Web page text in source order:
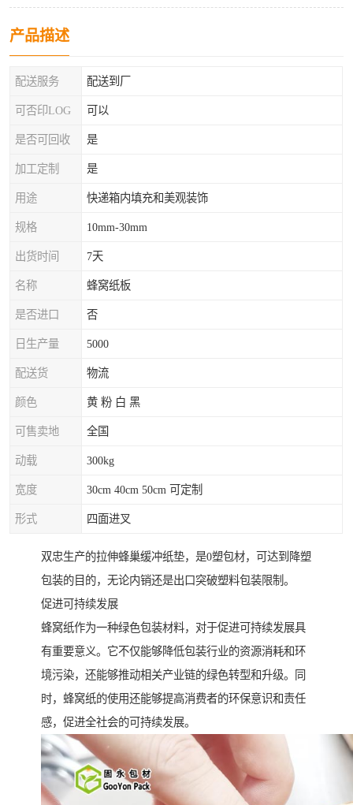
产品描述
配送服务 配送到厂
可否印LOG 可以
是否可回收 是
加工定制 是
用途 快递箱内填充和美观装饰
规格 10mm-30mm
出货时间 7天
名称 蜂窝纸板
是否进口 否
日生产量 5000
配送货 物流
颜色 黄 粉 白 黑
可售卖地 全国
动载 300kg
宽度 30cm 40cm 50cm 可定制
形式 四面进叉
双忠生产的拉伸蜂巢缓冲纸垫，是0塑包材，可达到降塑
包装的目的，无论内销还是出口突破塑料包装限制。
促进可持续发展
蜂窝纸作为一种绿色包装材料，对于促进可持续发展具
有重要意义。它不仅能够降低包装行业的资源消耗和环
境污染，还能够推动相关产业链的绿色转型和升级。同
时，蜂窝纸的使用还能够提高消费者的环保意识和责任
感，促进全社会的可持续发展。